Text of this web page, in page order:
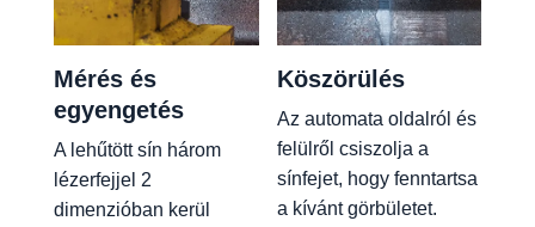
Mérés és
egyengetés
A lehűtött sín három
lézerfejjel 2
dimenzióban kerül
Köszörülés
Az automata oldalról és
felülről csiszolja a
sínfejet, hogy fenntartsa
a kívánt görbületet.